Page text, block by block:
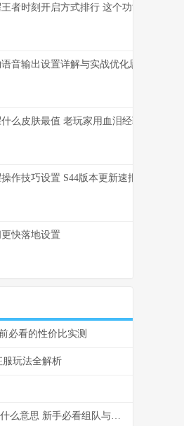
者时刻开启方式排行 这个功能打工人必
音输出设置详解与实战优化思路
么皮肤最值 老玩家用血泪经验告诉你
作技巧设置 S44版本更新速报与设置详
快落地设置
必看的性价比实测
玩法全解析
王者荣耀战绩有个友字是什么意思 新手必看组队与社交指南